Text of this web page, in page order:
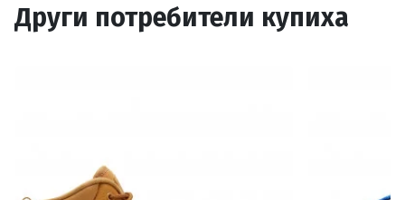
Други потребители купиха